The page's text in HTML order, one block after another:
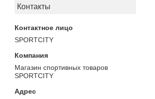
Контакты
SPORTCITY
Магазин спортивных товаров
SPORTCITY